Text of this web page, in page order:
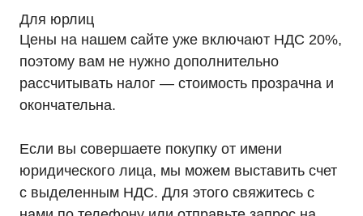
Для юрлиц
Цены на нашем сайте уже включают НДС 20%,
поэтому вам не нужно дополнительно
рассчитывать налог — стоимость прозрачна и
окончательна.
Если вы совершаете покупку от имени
юридического лица, мы можем выставить счет
с выделенным НДС. Для этого свяжитесь с